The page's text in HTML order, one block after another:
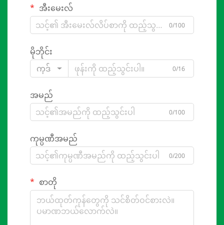
အီးမေးလ်
0/100
မိုဘိုင်း
ကုဒ်
0/16
အမည်
0/100
ကုမ္ပဏီအမည်
0/200
စာတို